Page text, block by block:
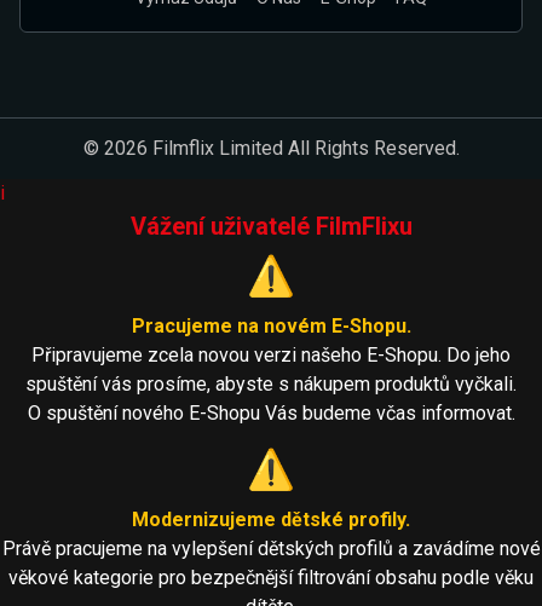
© 2026 Filmflix Limited All Rights Reserved.
i
Vážení uživatelé FilmFlixu
⚠️
Pracujeme na novém E-Shopu.
Připravujeme zcela novou verzi našeho E-Shopu. Do jeho
spuštění vás prosíme, abyste s nákupem produktů vyčkali.
O spuštění nového E-Shopu Vás budeme včas informovat.
⚠️
Modernizujeme dětské profily.
Právě pracujeme na vylepšení dětských profilů a zavádíme nové
věkové kategorie pro bezpečnější filtrování obsahu podle věku